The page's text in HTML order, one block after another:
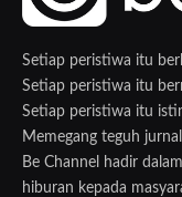
Setiap peristiwa itu
Setiap peristiwa itu
Setiap peristiwa itu
Memegang teguh
Be Channel hadir
hiburan kepada